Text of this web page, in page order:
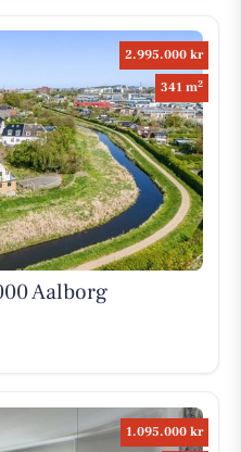
2.995.000 kr
341 m2
Aalborg
1.095.000 kr